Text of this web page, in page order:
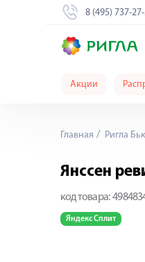
8 (495) 737-
Акции
Главная Ригла
Янссен
код товара:
Яндекс Сплит